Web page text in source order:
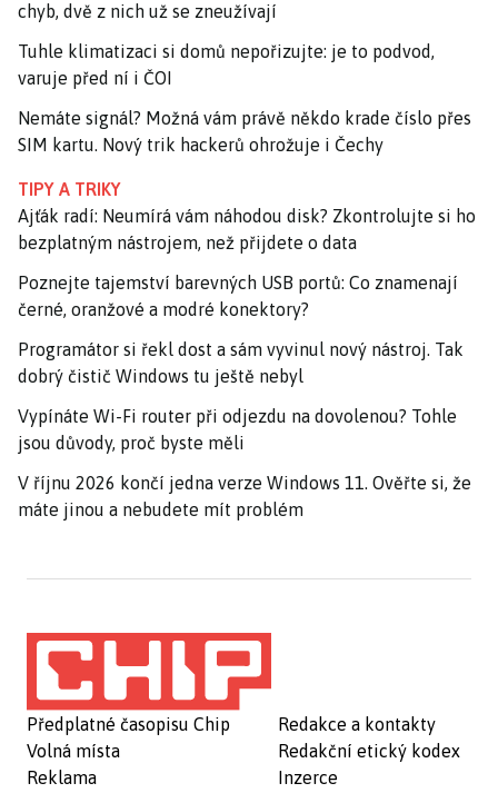
chyb, dvě z nich už se zneužívají
Tuhle klimatizaci si domů nepořizujte: je to podvod,
varuje před ní i ČOI
Nemáte signál? Možná vám právě někdo krade číslo přes
SIM kartu. Nový trik hackerů ohrožuje i Čechy
TIPY A TRIKY
Ajťák radí: Neumírá vám náhodou disk? Zkontrolujte si ho
bezplatným nástrojem, než přijdete o data
Poznejte tajemství barevných USB portů: Co znamenají
černé, oranžové a modré konektory?
Programátor si řekl dost a sám vyvinul nový nástroj. Tak
dobrý čistič Windows tu ještě nebyl
Vypínáte Wi-Fi router při odjezdu na dovolenou? Tohle
jsou důvody, proč byste měli
V říjnu 2026 končí jedna verze Windows 11. Ověřte si, že
máte jinou a nebudete mít problém
Předplatné časopisu Chip
Volná místa
Reklama
Redakce a kontakty
Redakční etický kodex
Inzerce